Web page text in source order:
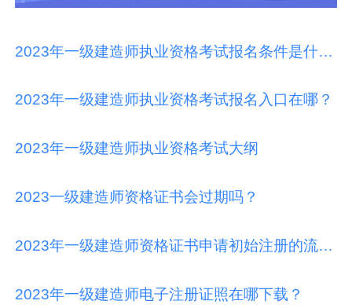
2023年一级建造师执业资格考试报名条件是什么？
2023年一级建造师执业资格考试报名入口在哪？
2023年一级建造师执业资格考试大纲
2023一级建造师资格证书会过期吗？
2023年一级建造师资格证书申请初始注册的流程是怎样的？
2023年一级建造师电子注册证照在哪下载？